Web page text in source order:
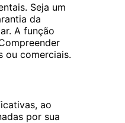
Seja um
da
A função
ou comerciais.
ao
por sua